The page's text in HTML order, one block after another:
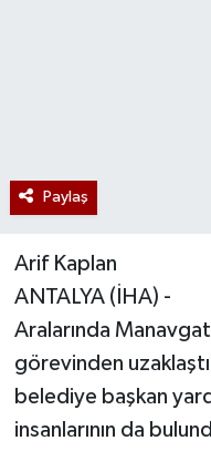
Paylaş
Arif Kaplan
ANTALYA (İHA) -
Aralarında
görevinden
belediye başkan
insanlarının da